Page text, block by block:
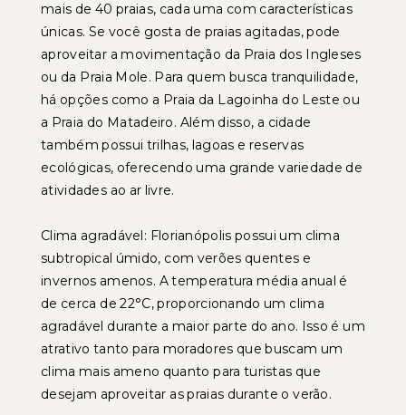
mais de 40 praias, cada uma com características
únicas. Se você gosta de praias agitadas, pode
aproveitar a movimentação da Praia dos Ingleses
ou da Praia Mole. Para quem busca tranquilidade,
há opções como a Praia da Lagoinha do Leste ou
a Praia do Matadeiro. Além disso, a cidade
também possui trilhas, lagoas e reservas
ecológicas, oferecendo uma grande variedade de
atividades ao ar livre.
Clima agradável: Florianópolis possui um clima
subtropical úmido, com verões quentes e
invernos amenos. A temperatura média anual é
de cerca de 22°C, proporcionando um clima
agradável durante a maior parte do ano. Isso é um
atrativo tanto para moradores que buscam um
clima mais ameno quanto para turistas que
desejam aproveitar as praias durante o verão.